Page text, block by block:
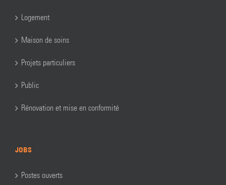
Logement
Maison de soins
Projets particuliers
Public
Rénovation et mise en conformité
JOBS
Postes ouverts